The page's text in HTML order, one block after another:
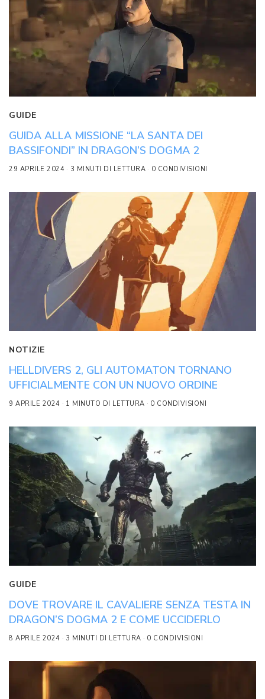
GUIDE
GUIDA ALLA MISSIONE “LA SANTA DEI
BASSIFONDI” IN DRAGON’S DOGMA 2
29 APRILE 2024 3 MINUTI DI LETTURA 0 CONDIVISIONI
NOTIZIE
HELLDIVERS 2, GLI AUTOMATON TORNANO
UFFICIALMENTE CON UN NUOVO ORDINE
9 APRILE 2024 1 MINUTO DI LETTURA 0 CONDIVISIONI
GUIDE
DOVE TROVARE IL CAVALIERE SENZA TESTA IN
DRAGON’S DOGMA 2 E COME UCCIDERLO
8 APRILE 2024 3 MINUTI DI LETTURA 0 CONDIVISIONI